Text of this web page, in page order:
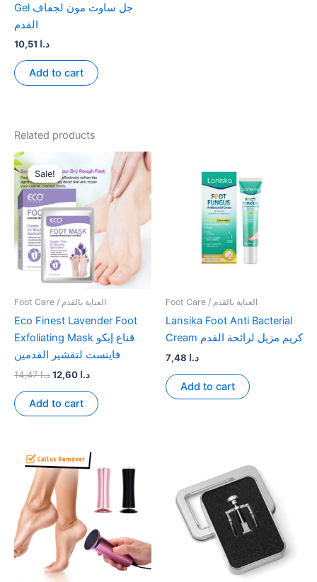
Gel جل ساوث مون لجفاف
القدم
د.ا
Add to cart
Related products
Sale!
Sale!
Foot Care / العناية بالقدم
Eco Finest Lavender Foot
Exfoliating Mask قناع إيكو
فاينست لتقشير القدمين
د.ا14,47
Original
was:
د.اCurrent
is:
Add to cart
Foot Care / العناية بالقدم
Lansika Foot Anti Bacterial
Cream كريم مزيل لرائحة القدم
د.ا
Add to cart